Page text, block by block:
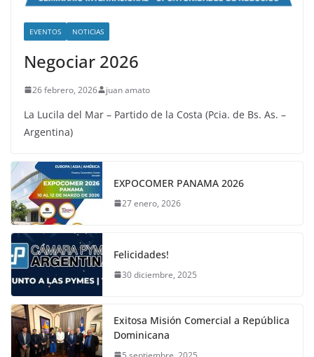
EVENTOS NOTICIAS
Negociar 2026
26 febrero, 2026 juan amato
La Lucila del Mar – Partido de la Costa (Pcia. de Bs. As. –
Argentina)
EXPOCOMER PANAMA 2026
27 enero, 2026
Felicidades!
30 diciembre, 2025
Exitosa Misión Comercial a República
Dominicana